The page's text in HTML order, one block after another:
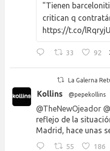
"Tienen
critican q
https://t.co/
33 92
La Galerna
Kollins @pepekollins
@TheNewOjeador
reflejo de la
Madrid, hace unas
55 186